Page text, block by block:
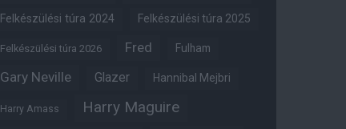
Felkészülési túra 2024 Felkészülési túra 2025
Felkészülési túra 2026 Fred Fulham
Gary Neville Glazer Hannibal Mejbri
Harry Amass Harry Maguire